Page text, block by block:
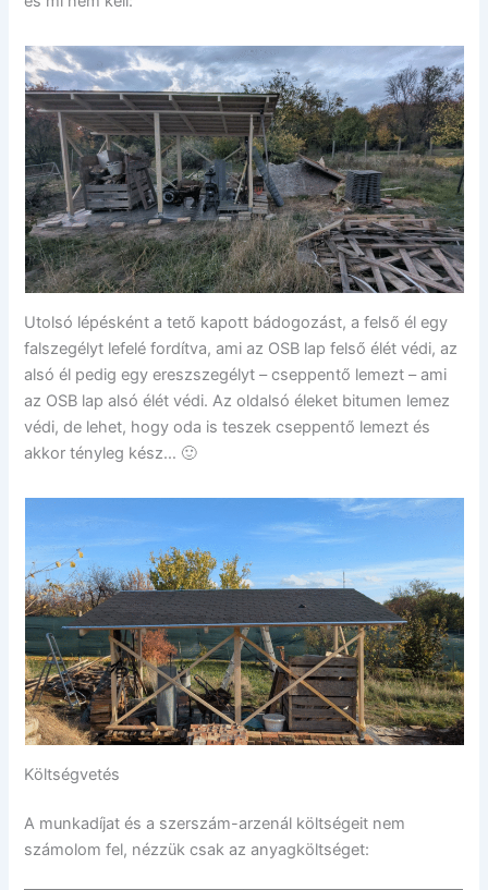
Utolsó lépésként a tető kapott bádogozást, a felső él egy
falszegélyt lefelé fordítva, ami az OSB lap felső élét védi, az
alsó él pedig egy ereszszegélyt – cseppentő lemezt – ami
az OSB lap alsó élét védi. Az oldalsó éleket bitumen lemez
védi, de lehet, hogy oda is teszek cseppentő lemezt és
akkor tényleg kész… 🙂
Költségvetés
A munkadíjat és a szerszám-arzenál költségeit nem
számolom fel, nézzük csak az anyagköltséget: